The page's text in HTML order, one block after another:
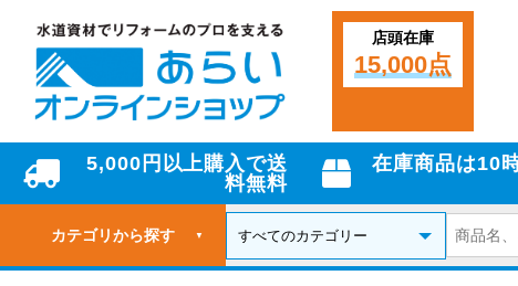
店頭在庫
15,000点
5,000円以上購入で送
料無料
在庫商品は10
カテゴリから探す ▼